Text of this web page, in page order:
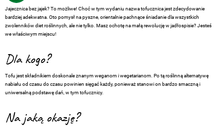
Jajecznica bez jajek? To możliwe! Choć w tym wydaniu nazwa tofucznica jest zdecydowanie
bardziej adekwatna. Oto pomysł na pyszne, orientalnie pachnące śniadanie dla wszystkich
zwolenników diet roślinnych, ale nie tylko. Masz ochotę na małą rewolucję w jadłospisie? Jesteś
we właściwym miejscu!
Dla kogo?
Tofu jest składnikiem doskonale znanym weganom i wegetarianom. Po tą roślinną alternatywę
nabiału od czasu do czasu powinien sięgać każdy, ponieważ stanowi on bardzo smaczną i
uniwersalną podstawę dań, w tym tofucznicy.
Na jaką okazję?